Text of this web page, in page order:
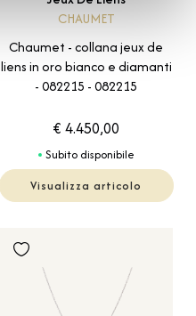
CHAUMET
Chaumet - collana jeux de
liens in oro bianco e diamanti
- 082215 - 082215
€ 4.450,00
Subito disponibile
Visualizza articolo